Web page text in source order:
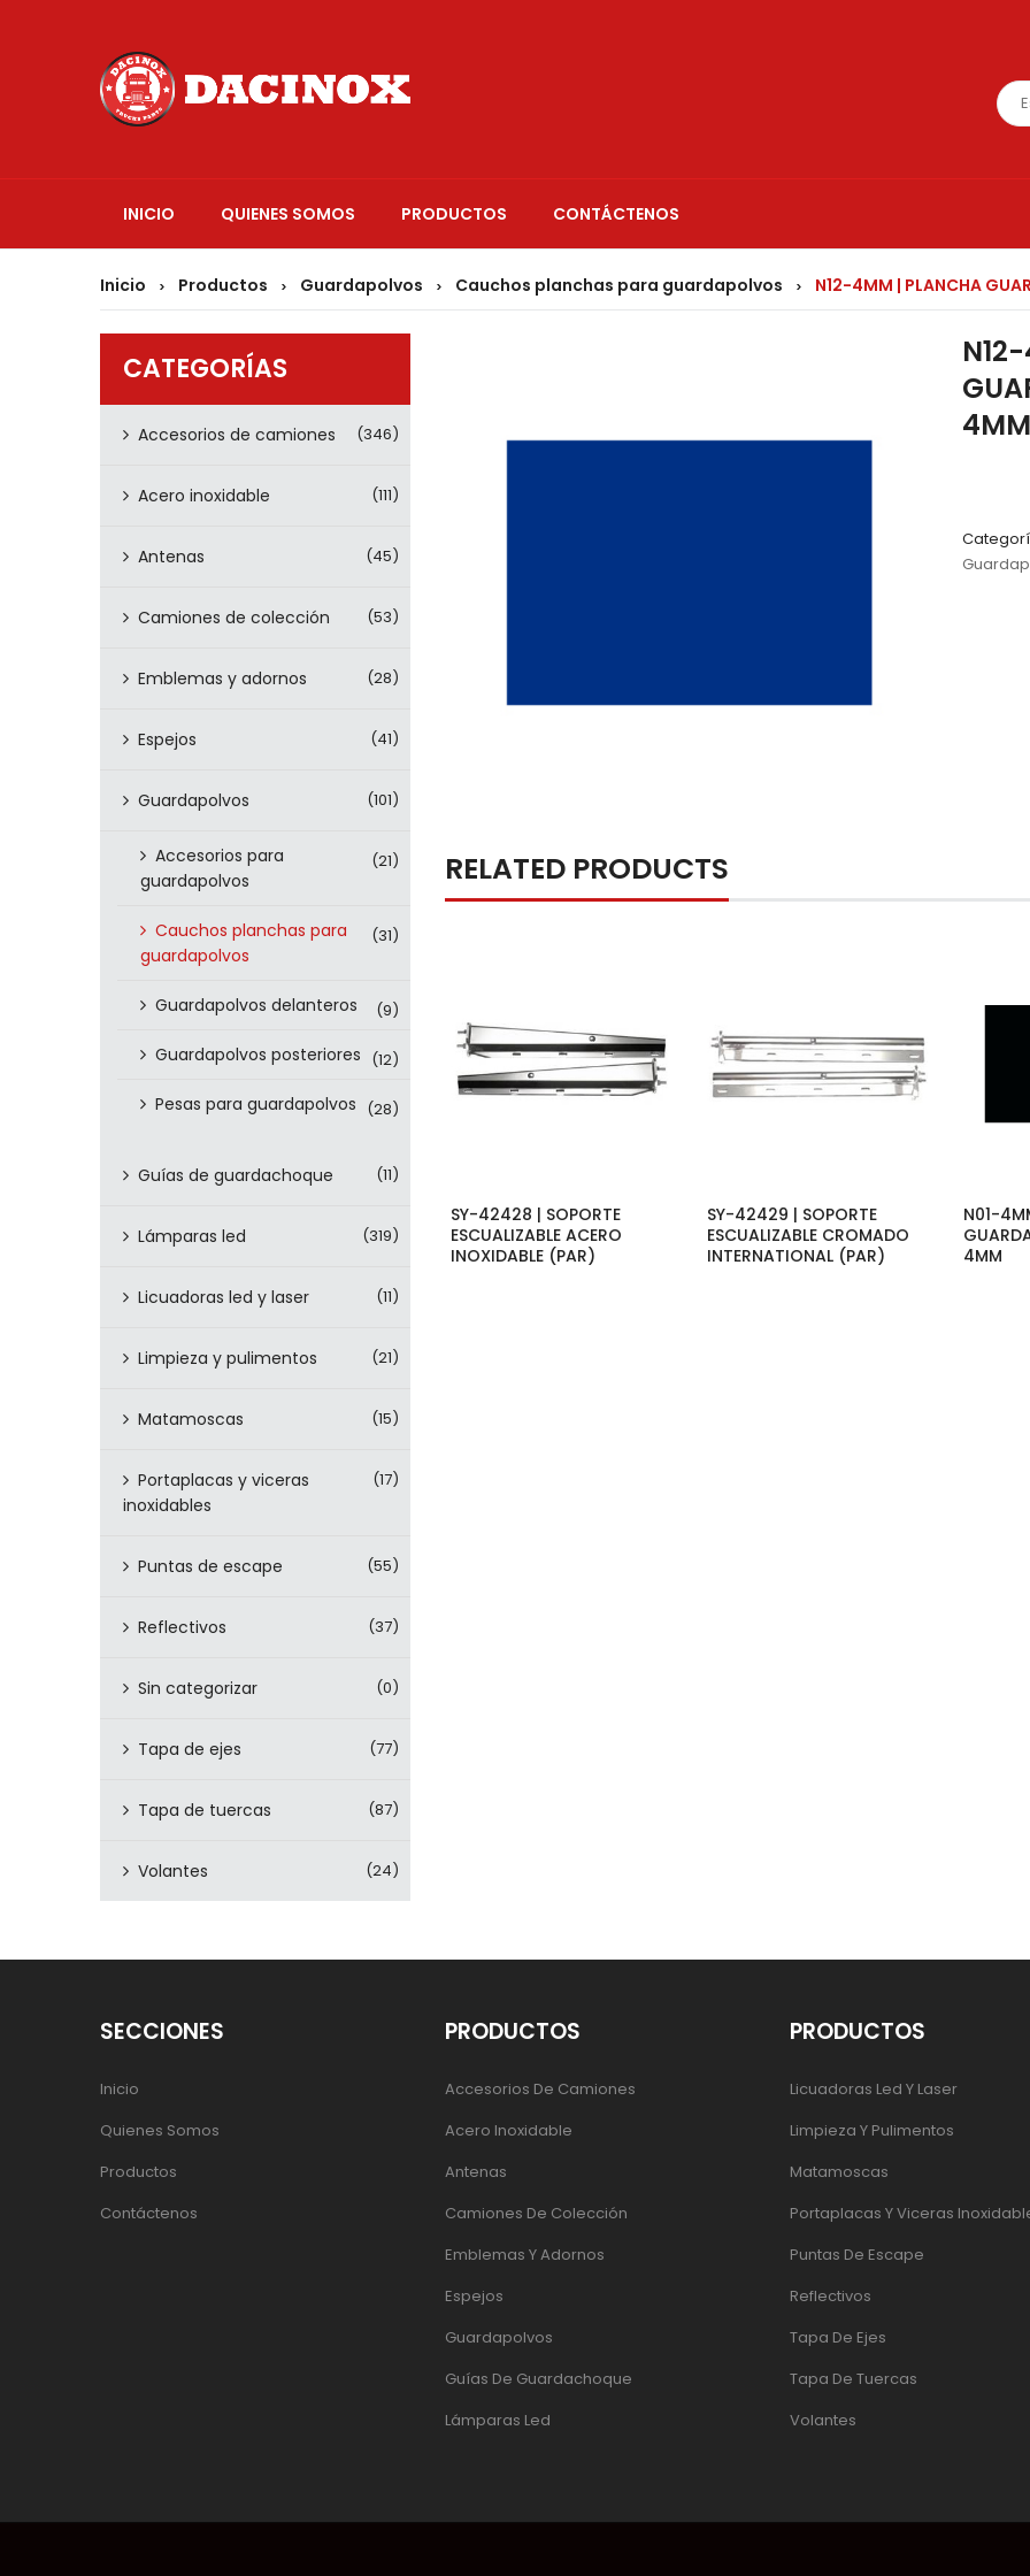
INICIO QUIENES SOMOS PRODUCTOS CONTÁCTENOS
Inicio > Productos > Guardapolvos > Cauchos planchas para guardapolvos > N12-4MM | PLANCHA
CATEGORÍAS
Accesorios de camiones (346)
Acero inoxidable (111)
Antenas (45)
Camiones de colección (53)
Emblemas y adornos (28)
Espejos (41)
Guardapolvos (101)
Accesorios para
guardapolvos
(21)
Cauchos planchas para
guardapolvos
(31)
Guardapolvos delanteros (9)
Guardapolvos posteriores (12)
Pesas para guardapolvos (28)
Guías de guardachoque (11)
Lámparas led (319)
Licuadoras led y laser (11)
Limpieza y pulimentos (21)
Matamoscas (15)
Portaplacas y viceras
inoxidables
(17)
Puntas de escape (55)
Reflectivos (37)
Sin categorizar (0)
Tapa de ejes (77)
Tapa de tuercas (87)
Volantes (24)
4MM
RELATED PRODUCTS
SY-42428 | SOPORTE
ESCUALIZABLE ACERO
INOXIDABLE (PAR)
SY-42429 | SOPORTE
ESCUALIZABLE CROMADO
INTERNATIONAL (PAR)
N01-
4MM
SECCIONES
Inicio
Quienes Somos
Productos
Contáctenos
PRODUCTOS
Accesorios De Camiones
Acero Inoxidable
Antenas
Camiones De Colección
Emblemas Y Adornos
Espejos
Guardapolvos
Guías De Guardachoque
Lámparas Led
PRODUCTOS
Licuadoras Led Y Laser
Limpieza Y Pulimentos
Matamoscas
Portaplacas Y Viceras
Puntas De Escape
Reflectivos
Tapa De Ejes
Tapa De Tuercas
Volantes